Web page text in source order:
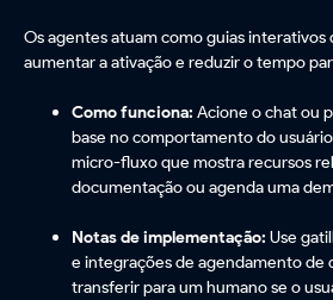
Os agentes atuam como guias
aumentar a ativação e reduzir o tempo
Como funciona: Acione o chat ou
base no comportamento do
micro-fluxo que mostra recursos
documentação ou agenda uma
Notas de implementação: Use
e integrações de agendamento de
transferir para um humano se o